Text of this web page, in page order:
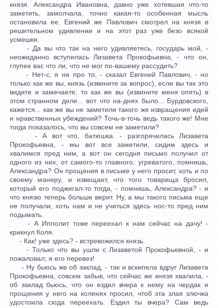
князя. Александра Ивановна, давно уже хотевшая что-то
заметить, замолчала, точно какая-то особенная мысль
остановила ее. Евгений же Павлович смотрел на князя в
решительном удивлении и на этот раз уже безо всякой
усмешки.
- Да вы что так на него удивляетесь, государь мой, -
неожиданно вступилась Лизавета Прокофьевна, - что он,
глупее вас что ли, что не мог по-вашему рассудить?
- Нет-с, я не про то, - сказал Евгений Павлович, - но
только как же вы, князь (извините за вопрос), если вы так это
видите и замечаете, то как же вы (извините меня опять) в
этом странном деле... вот что на-днях было... Бурдовского,
кажется... как же вы не заметили такого же извращения идей
и нравственных убеждений? Точь-в-точь ведь такого же! Мне
тогда показалось, что вы совсем не заметили?
- А вот что, батюшка. - разгорячилась Лизавета
Прокофьевна, - мы вот все заметили, сидим здесь и
хвалимся пред ним, а вот он сегодня письмо получил от
одного из них, от самого-то главного, угреватого, помнишь,
Александра? Он прощения в письме у него просит, хоть и по
своему манеру, и извещает, что того товарища бросил,
который его поджигал-то тогда, - помнишь, Александра? - и
что князю теперь больше верит. Ну, а мы такого письма еще
не получали, хоть нам и не учиться здесь нос-то пред ним
подымать.
- А Ипполит тоже переехал к нам сейчас на дачу! -
крикнул Коля.
- Как! уже здесь? - встревожился князь.
- Только что вы ушли с Лизаветой Прокофьевной, - и
пожаловал; я его перевез!
- Ну бьюсь же об заклад, - так и вскипела вдруг Лизавета
Прокофьевна, совсем забыв, что сейчас же князя хвалила, -
об заклад бьюсь, что он ездил вчера к нему на чердак и
прощения у него на коленях просил, чтоб эта злая злючка
удостоила сюда переехать. Ездил ты вчера? Сам ведь